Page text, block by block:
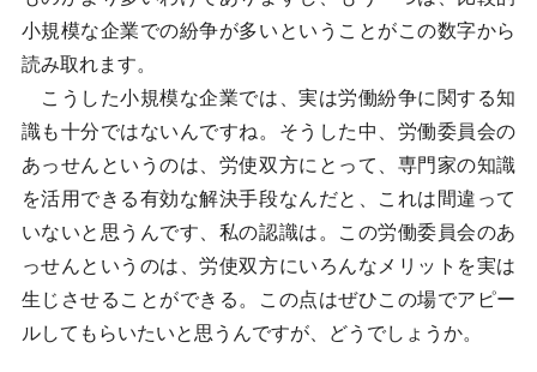
小規模な企業での紛争が多いということがこの数字から
読み取れます。
こうした小規模な企業では、実は労働紛争に関する知
識も十分ではないんですね。そうした中、労働委員会の
あっせんというのは、労使双方にとって、専門家の知識
を活用できる有効な解決手段なんだと、これは間違って
いないと思うんです、私の認識は。この労働委員会のあ
っせんというのは、労使双方にいろんなメリットを実は
生じさせることができる。この点はぜひこの場でアピー
ルしてもらいたいと思うんですが、どうでしょうか。